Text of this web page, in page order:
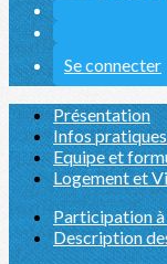
Se connecter
Présentation
Infos
Equipe et
Logement et
Participation à
Description